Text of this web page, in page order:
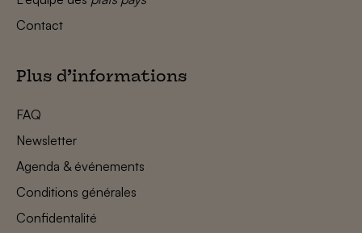
Contact
Plus d’informations
FAQ
Newsletter
Agenda & événements
Conditions générales
Confidentalité